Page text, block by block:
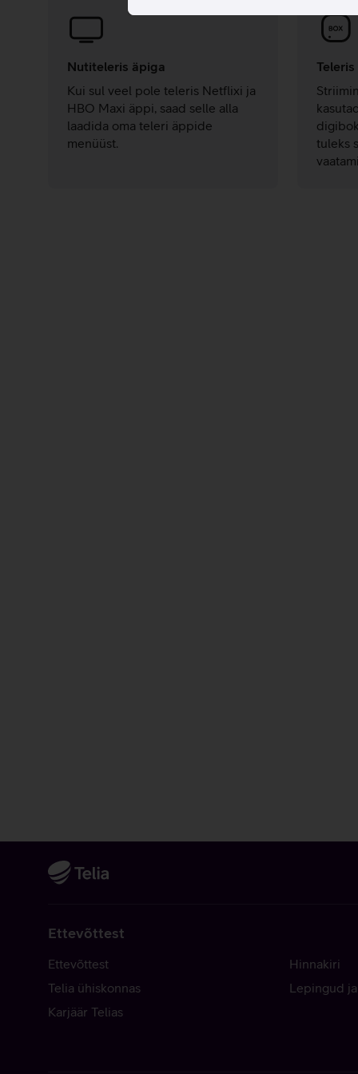
Nutiteleris äpiga
Kui sul veel pole teleris Netflixi ja
HBO Maxi äppi, saad selle alla
laadida oma teleri äppide
menüüst.
tuleks
Ettevõttest
Ettevõttest
Telia ühiskonnas
Karjäär Telias
Hinnakiri
Lepingud